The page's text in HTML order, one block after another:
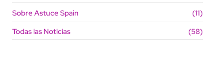
Sobre Astuce Spain
(11)
Todas las Noticias
(58)